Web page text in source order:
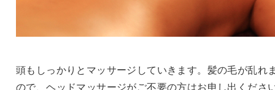
頭もしっかりとマッサージしていきます。髪の毛が乱れ
ので、ヘッドマッサージがご不要の方はお申し出くださ